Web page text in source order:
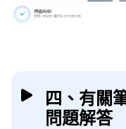
四、有關
問題解答